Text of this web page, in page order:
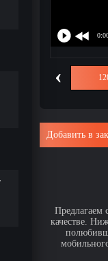
‹
Добавить в
Предлагаем
качестве.